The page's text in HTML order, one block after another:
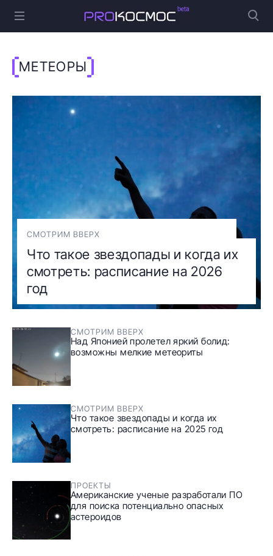
МЕТЕОРЫ
СМОТРИМ ВВЕРХ
Что такое звездопады и когда их
смотреть: расписание на 2026
год
СМОТРИМ ВВЕРХ
Над Японией пролетел яркий болид:
возможны мелкие метеориты
СМОТРИМ ВВЕРХ
Что такое звездопады и когда их
смотреть: расписание на 2025 год
ПРОЕКТЫ
Американские ученые разработали ПО
для поиска потенциально опасных
астероидов